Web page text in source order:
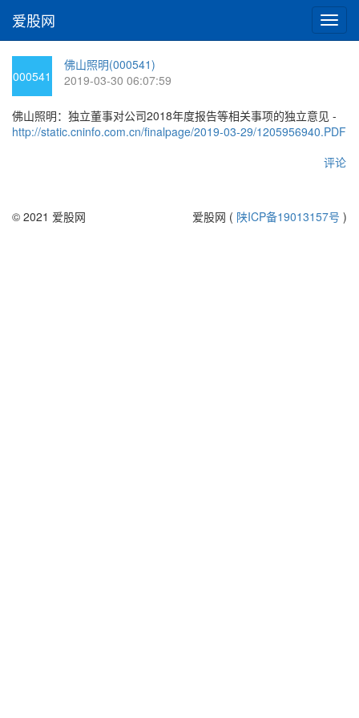
切
换
爱股网
000541
佛山照明(000541)
2019-03-30 06:07:59
佛山照明：独立董事对公司2018年度报告等相关事项的独立意见 -
http://static.cninfo.com.cn/finalpage/2019-03-29/1205956940.PDF
评论
© 2021 爱股网 爱股网 ( 陕ICP备19013157号 )